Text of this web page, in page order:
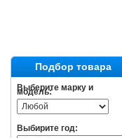
Подбор товара
Выберите марку и
модель:
Выбирите год: